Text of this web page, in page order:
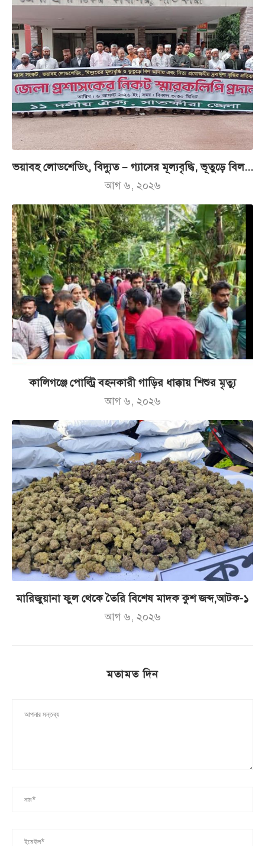
ভয়াবহ লোডশেডিং, বিদ্যুত – গ্যাসের মূল্যবৃদ্ধি, ভূতুড়ে বিল...
আগ ৬, ২০২৬
কালিগঞ্জে পোল্ট্রি বহনকারী গাড়ির ধাক্কায় শিশুর মৃত্যু
আগ ৬, ২০২৬
মারিজুয়ানা ফুল থেকে তৈরি বিশেষ মাদক কুশ জব্দ,আটক-১
আগ ৬, ২০২৬
মতামত দিন